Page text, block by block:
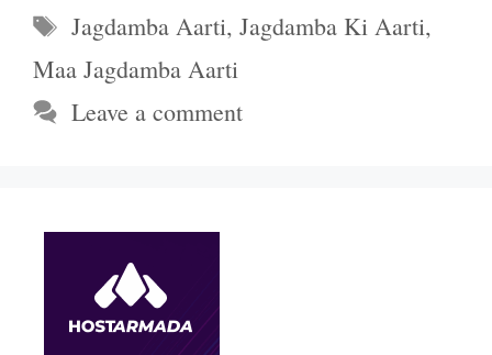
Tags
Jagdamba Aarti,Jagdamba Ki Aarti,
Maa Jagdamba Aarti
Leave a comment